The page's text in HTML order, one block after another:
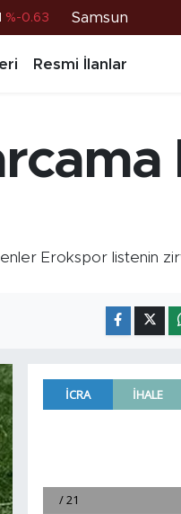
%0.16
%70
%-0.63
Samsun
Resmi İlanlar
Erokspor listenin